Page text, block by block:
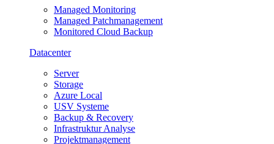
Managed Monitoring
Managed Patchmanagement
Monitored Cloud Backup
Datacenter
Server
Storage
Azure Local
USV Systeme
Backup & Recovery
Infrastruktur Analyse
Projektmanagement